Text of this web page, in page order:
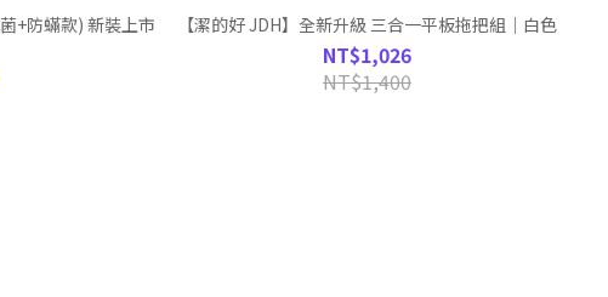
+防蟎款) 新裝上市
【潔的好 JDH】全新升級 三合一平板拖把組｜白色
NT$1,026
NT$1,400